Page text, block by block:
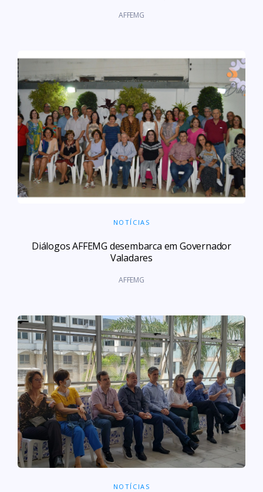
AFFEMG
NOTÍCIAS
Diálogos AFFEMG desembarca em Governador
Valadares
AFFEMG
NOTÍCIAS